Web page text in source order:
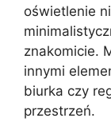
oświetlenie
znakomicie.
innymi
biurka czy
przestrzeń.